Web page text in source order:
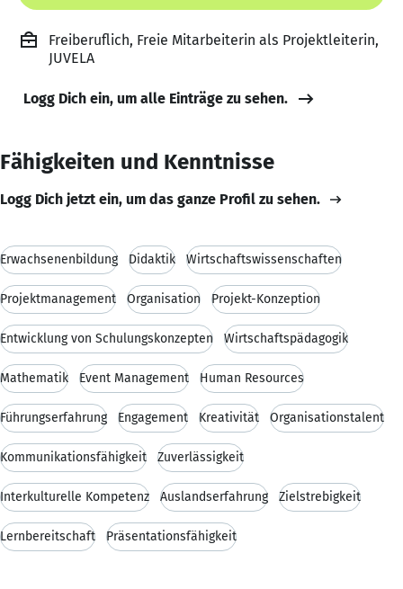
Freiberuflich, Freie Mitarbeiterin als Projektleiterin,
JUVELA
Logg Dich ein, um alle Einträge zu sehen.
Fähigkeiten und Kenntnisse
Logg Dich jetzt ein, um das ganze Profil zu sehen.
Erwachsenenbildung Didaktik Wirtschaftswissenschaften
Projektmanagement Organisation Projekt-Konzeption
Entwicklung von Schulungskonzepten Wirtschaftspädagogik
Mathematik Event Management Human Resources
Führungserfahrung Engagement Kreativität Organisationstalent
Kommunikationsfähigkeit Zuverlässigkeit
Interkulturelle Kompetenz Auslandserfahrung Zielstrebigkeit
Lernbereitschaft Präsentationsfähigkeit